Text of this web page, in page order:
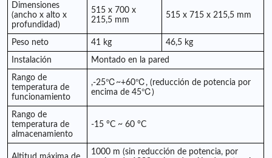
Dimensiones
(ancho x alto x
profundidad)
515 x 700 x
215,5 mm
515 x 715 x 215,5 mm
Peso neto 41 kg 46,5 kg
Instalación Montado en la pared
Rango de
temperatura de
funcionamiento
,-25℃~+60℃, (reducción de potencia por
encima de 45℃)
Rango de
temperatura de
almacenamiento
-15 °C ~ 60 °C
1000 m (sin reducción de potencia, por